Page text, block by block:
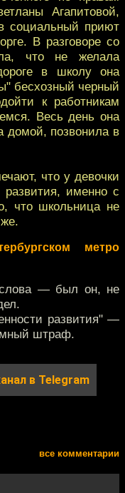
Агапитовой,
социальный приют
В разговоре со
что не желала
в школу она
бесхозный черный
к работникам
Весь день она
домой, позвонила в
что у девочки
развития, именно с
что школьница не
метро
слова — был он, не
развития" —
штраф.
в Telegram
все комментарии